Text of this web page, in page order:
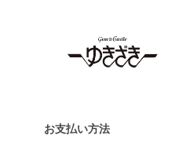
お支払い方法